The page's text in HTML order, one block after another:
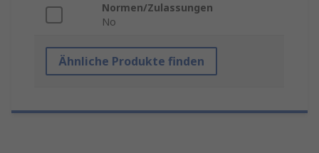
Normen/Zulassungen
No
Ähnliche Produkte finden